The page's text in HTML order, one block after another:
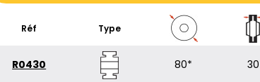
Réf Type
R0430 80* 30